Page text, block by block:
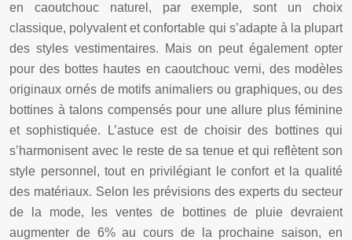
en caoutchouc naturel, par exemple, sont un choix
classique, polyvalent et confortable qui s’adapte à la plupart
des styles vestimentaires. Mais on peut également opter
pour des bottes hautes en caoutchouc verni, des modèles
originaux ornés de motifs animaliers ou graphiques, ou des
bottines à talons compensés pour une allure plus féminine
et sophistiquée. L’astuce est de choisir des bottines qui
s’harmonisent avec le reste de sa tenue et qui reflètent son
style personnel, tout en privilégiant le confort et la qualité
des matériaux. Selon les prévisions des experts du secteur
de la mode, les ventes de bottines de pluie devraient
augmenter de 6% au cours de la prochaine saison, en